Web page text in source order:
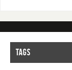
TAGS